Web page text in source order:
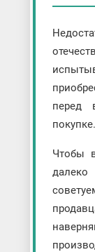
перед
покупке.
Чтобы